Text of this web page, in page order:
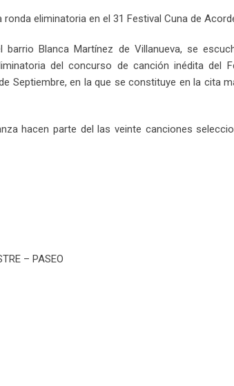
eliminatoria en el 31 Festival Cuna de
Blanca Martínez de Villanueva, se
del concurso de canción inédita del
Septiembre, en la que se constituye en la cita
hacen parte del las veinte canciones
– PASEO